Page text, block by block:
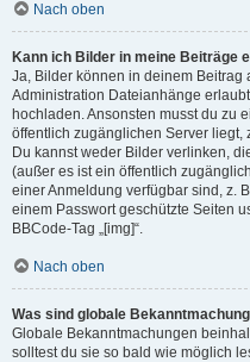
Nach oben
Kann ich Bilder in meine Beiträge
Ja, Bilder können in deinem Beitrag
Administration Dateianhänge
hochladen. Ansonsten musst du zu
öffentlich zugänglichen Server liegt,
Du kannst weder Bilder verlinken,
(außer es ist ein öffentlich
einer Anmeldung verfügbar sind, z.
einem Passwort geschützte Seiten
BBCode-Tag „[img]“.
Nach oben
Was sind globale
Globale Bekanntmachungen
solltest du sie so bald wie möglich